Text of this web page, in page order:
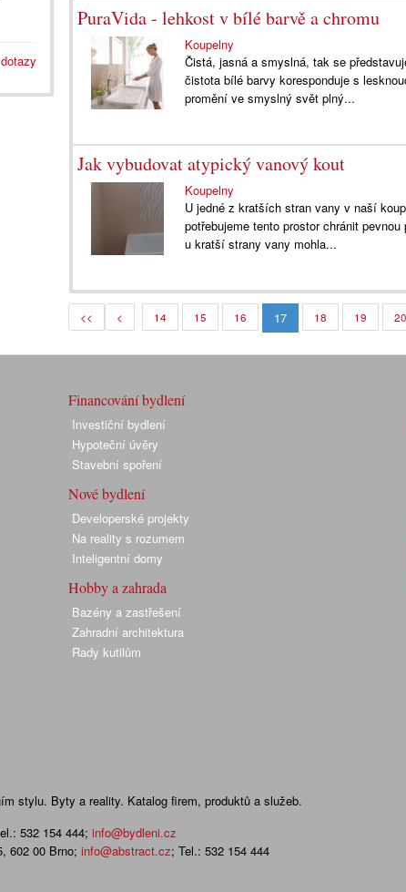
PuraVida - lehkost v bílé barvě a chromu
Koupelny
Čistá, jasná a smyslná, tak se
čistota bílé barvy koresponduje s
promění ve smyslný svět plný...
Jak vybudovat atypický vanový kout
Koupelny
U jedné z kratších stran vany v naší
potřebujeme tento prostor chránit
u kratší strany vany mohla...
<< < 14 15 16 17 18 19 20
Financování bydlení
Investiční bydlení
Hypoteční úvěry
Stavební spoření
Nové bydlení
Developerské projekty
Na reality s rozumem
Inteligentní domy
Hobby a zahrada
Bazény a zastřešení
Zahradní architektura
Rady kutilům
stylu. Byty a reality. Katalog firem, produktů a služeb.
532 154 444; info@bydleni.cz
602 00 Brno; info@abstract.cz; Tel.: 532 154 444